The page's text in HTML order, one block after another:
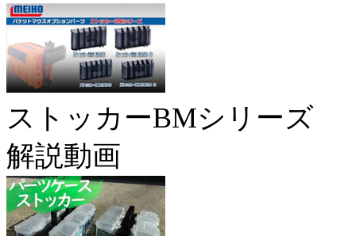
ストッカーBMシリーズ
解説動画